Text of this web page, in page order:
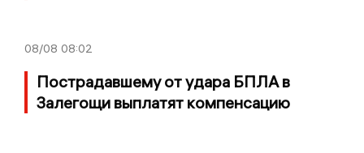
08/08 08:02
Пострадавшему от удара БПЛА в
Залегощи выплатят компенсацию